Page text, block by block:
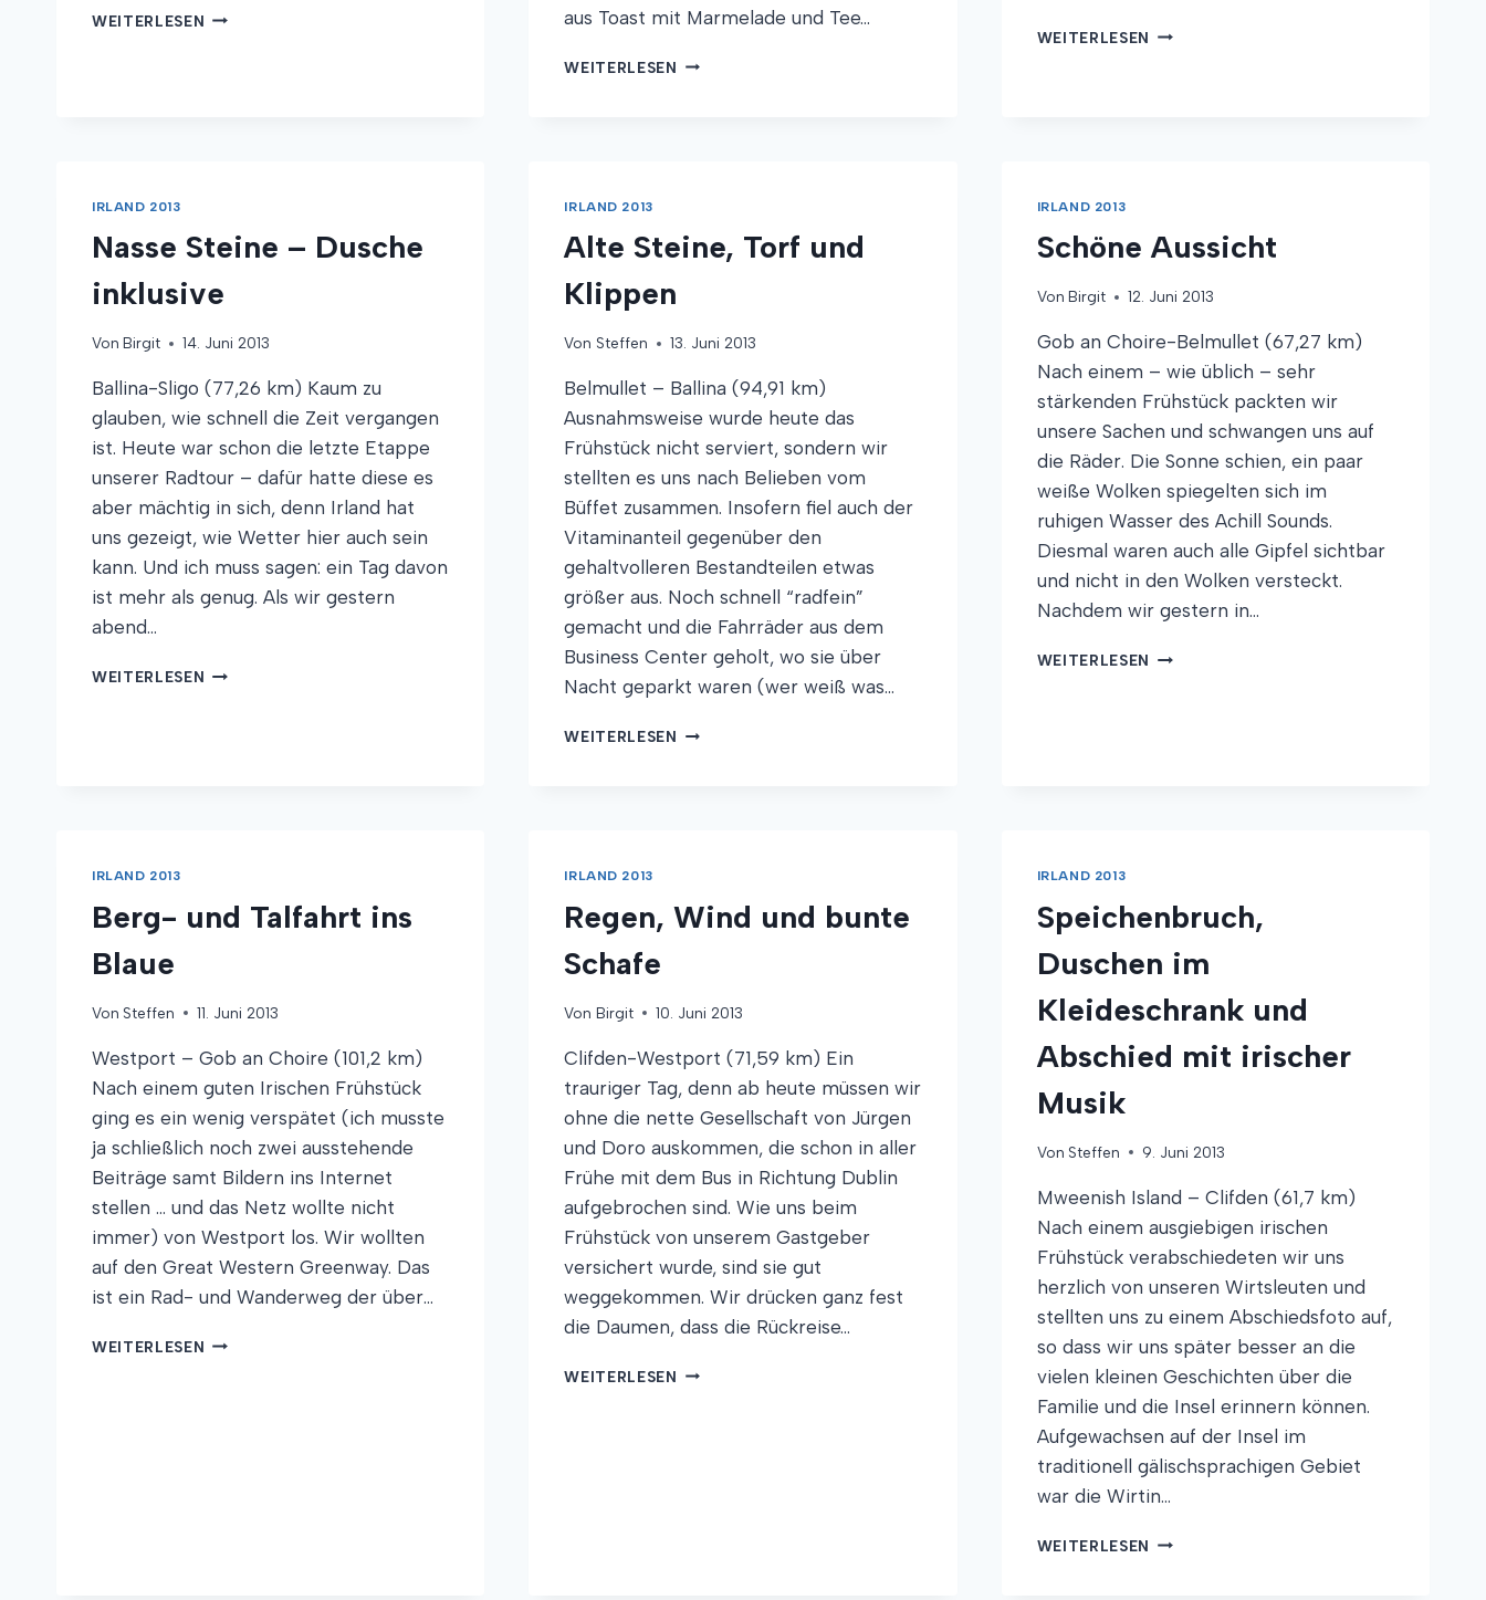
WEITERLESEN RADKUNST
aus Toast mit Marmelade und Tee…
WEITERLESEN FRISCHER
WEITERLESEN EIN
IRLAND 2013
Nasse Steine – Dusche
inklusive
Von Birgit 14. Juni 2013
Ballina-Sligo (77,26 km) Kaum zu
glauben, wie schnell die Zeit vergangen
ist. Heute war schon die letzte Etappe
unserer Radtour – dafür hatte diese es
aber mächtig in sich, denn Irland hat
uns gezeigt, wie Wetter hier auch sein
kann. Und ich muss sagen: ein Tag davon
ist mehr als genug. Als wir gestern
abend…
WEITERLESEN NASSE
IRLAND 2013
Alte Steine, Torf und
Klippen
Von Steffen 13. Juni 2013
Belmullet – Ballina (94,91 km)
Ausnahmsweise wurde heute das
Frühstück nicht serviert, sondern wir
stellten es uns nach Belieben vom
Büffet zusammen. Insofern fiel auch der
Vitaminanteil gegenüber den
gehaltvolleren Bestandteilen etwas
größer aus. Noch schnell “radfein”
gemacht und die Fahrräder aus dem
Business Center geholt, wo sie über
Nacht geparkt waren (wer weiß was…
WEITERLESEN ALTE
IRLAND 2013
Schöne Aussicht
Von Birgit 12. Juni 2013
Gob an Choire-Belmullet (67,27 km)
Nach einem – wie üblich – sehr
stärkenden Frühstück packten wir
unsere Sachen und schwangen uns auf
die Räder. Die Sonne schien, ein paar
weiße Wolken spiegelten sich im
ruhigen Wasser des Achill Sounds.
Diesmal waren auch alle Gipfel sichtbar
und nicht in den Wolken versteckt.
Nachdem wir gestern in…
WEITERLESEN SCHÖNE
IRLAND 2013
Berg- und Talfahrt ins
Blaue
Von Steffen 11. Juni 2013
Westport – Gob an Choire (101,2 km)
Nach einem guten Irischen Frühstück
ging es ein wenig verspätet (ich musste
ja schließlich noch zwei ausstehende
Beiträge samt Bildern ins Internet
stellen … und das Netz wollte nicht
immer) von Westport los. Wir wollten
auf den Great Western Greenway. Das
ist ein Rad- und Wanderweg der über…
WEITERLESEN BERG-
IRLAND 2013
Regen, Wind und bunte
Schafe
Von Birgit 10. Juni 2013
Clifden-Westport (71,59 km) Ein
trauriger Tag, denn ab heute müssen wir
ohne die nette Gesellschaft von Jürgen
und Doro auskommen, die schon in aller
Frühe mit dem Bus in Richtung Dublin
aufgebrochen sind. Wie uns beim
Frühstück von unserem Gastgeber
versichert wurde, sind sie gut
weggekommen. Wir drücken ganz fest
die Daumen, dass die Rückreise…
WEITERLESEN REGEN,
IRLAND 2013
Speichenbruch,
Duschen im
Kleideschrank und
Abschied mit irischer
Musik
Von Steffen 9. Juni 2013
Mweenish Island – Clifden (61,7 km)
Nach einem ausgiebigen irischen
Frühstück verabschiedeten wir uns
herzlich von unseren Wirtsleuten und
stellten uns zu einem Abschiedsfoto auf,
so dass wir uns später besser an die
vielen kleinen Geschichten über die
Familie und die Insel erinnern können.
Aufgewachsen auf der Insel im
traditionell gälischsprachigen Gebiet
war die Wirtin…
WEITERLESEN SPEICHENBRUCH,